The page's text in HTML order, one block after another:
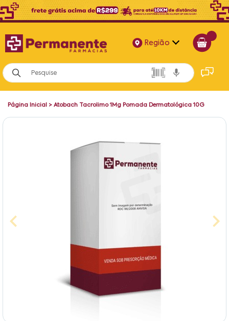
Região
Alagoas
Bahia
Página Inicial > Atobach Tacrolimo 1Mg Pomada Dermatológica 10G